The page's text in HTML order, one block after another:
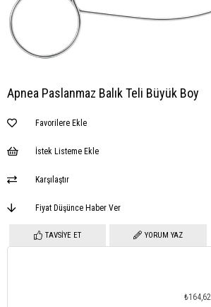
Apnea Paslanmaz Balık Teli Büyük Boy
Favorilere Ekle
İstek Listeme Ekle
Karşılaştır
Fiyat Düşünce Haber Ver
TAVSIYE ET YORUM YAZ
₺164,62